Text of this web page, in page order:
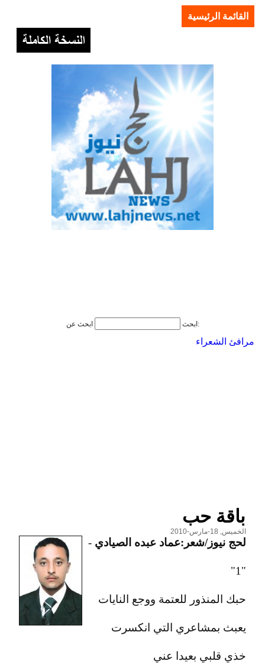
القائمة الرئيسية
ابحث ابحث عن:
مرافئ الشعراء
باقة حب
الخميس, 18-مارس-2010
لحج نيوز/شعر:عماد عبده الصيادي -
"1"
حبك المنذور للعتمة ووجع النايات
يعبث بمشاعري التي انكسرت
خذي قلبي بعيدا عني